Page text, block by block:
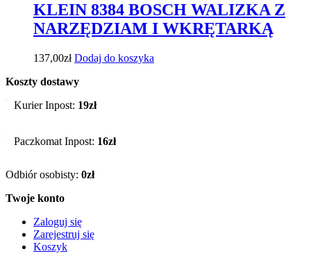
KLEIN 8384 BOSCH WALIZKA Z
NARZĘDZIAM I WKRĘTARKĄ
137,00zł Dodaj do koszyka
Koszty dostawy
Kurier Inpost: 19zł
Paczkomat Inpost: 16zł
Odbiór osobisty: 0zł
Twoje konto
Zaloguj się
Zarejestruj się
Koszyk